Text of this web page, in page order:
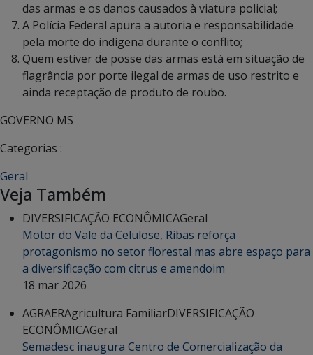
das armas e os danos causados à viatura policial;
A Polícia Federal apura a autoria e responsabilidade
pela morte do indígena durante o conflito;
Quem estiver de posse das armas está em situação de
flagrância por porte ilegal de armas de uso restrito e
ainda receptação de produto de roubo.
GOVERNO MS
Categorias :
Geral
Veja Também
DIVERSIFICAÇÃO ECONÔMICAGeral
Motor do Vale da Celulose, Ribas reforça
protagonismo no setor florestal mas abre espaço para
a diversificação com citrus e amendoim
18 mar 2026
AGRAERAgricultura FamiliarDIVERSIFICAÇÃO
ECONÔMICAGeral
Semadesc inaugura Centro de Comercialização da